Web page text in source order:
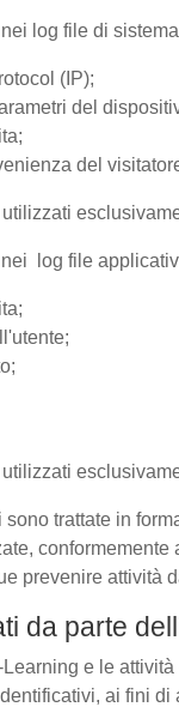
log file di
(IP);
del
del
utilizzati
log file
utilizzati
sono trattate in
prevenire attività
da parte
e le
ai fini di